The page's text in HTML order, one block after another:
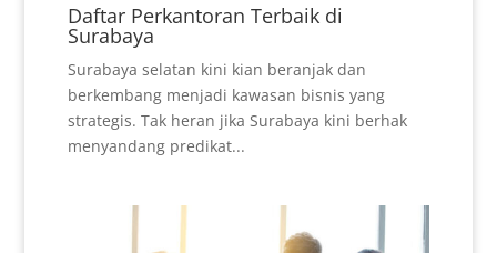
Daftar Perkantoran Terbaik di
Surabaya
Surabaya selatan kini kian beranjak dan
berkembang menjadi kawasan bisnis yang
strategis. Tak heran jika Surabaya kini berhak
menyandang predikat...